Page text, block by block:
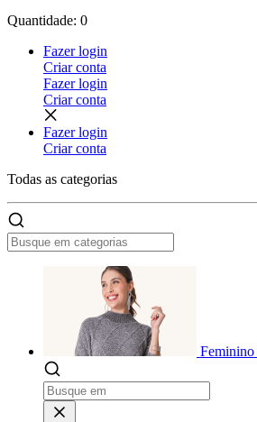
Quantidade: 0
Fazer login
Criar conta
Fazer login
Criar conta
Fazer login
Criar conta
Todas as categorias
Feminino